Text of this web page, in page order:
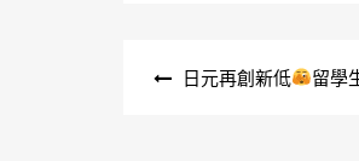
日元再創新低 留學